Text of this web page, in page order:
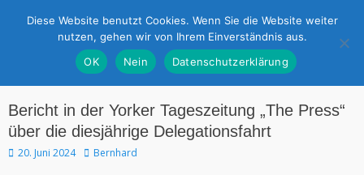
Bericht in der Yorker Tageszeitung „The Press“
über die diesjährige Delegationsfahrt
20. Juni 2024 Bernhard
Diese Website benutzt Cookies. Wenn Sie die Website weiter
nutzen, gehen wir von Ihrem Einverständnis aus.
OK
Nein Datenschutzerklärung